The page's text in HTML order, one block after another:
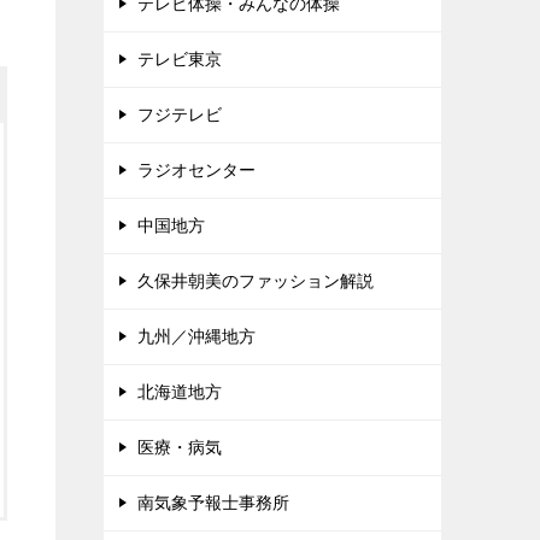
テレビ東京
フジテレビ
ラジオセンター
中国地方
久保井朝美のファッション解説
九州／沖縄地方
北海道地方
医療・病気
南気象予報士事務所